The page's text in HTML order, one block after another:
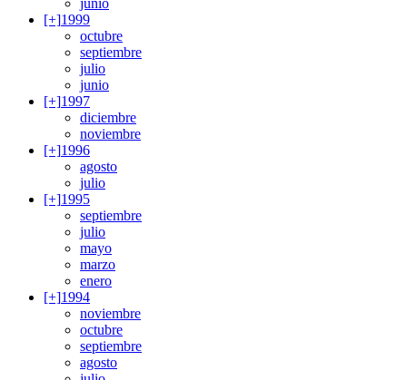
junio
[+]1999
octubre
septiembre
julio
junio
[+]1997
diciembre
noviembre
[+]1996
agosto
julio
[+]1995
septiembre
julio
mayo
marzo
enero
[+]1994
noviembre
octubre
septiembre
agosto